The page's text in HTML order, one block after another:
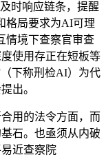
时响应链条，提醒
格局要求为AI可理
情境下查察官审查
使用存正在短板等
下称刑检AI）为代
出。
用的法令方面，而
石。也亟须从内破
近查察院